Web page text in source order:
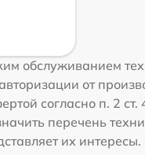
обслуживанием
от
согласно п. 2
перечень
их